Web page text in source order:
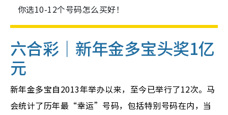
你选10-12个号码怎么买好！
六合彩｜新年金多宝头奖1亿
元
新年金多宝自2013年举办以来，至今已举行了12次。马
会统计了历年最“幸运”号码，包括特别号码在内，当